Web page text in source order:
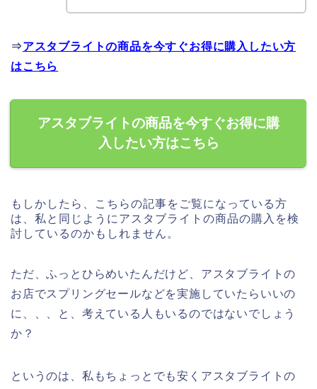
⇒アスタブライトの商品を今すぐお得に購入したい方
はこちら
アスタブライトの商品を今すぐお得に購
入したい方はこちら
もしかしたら、こちらの記事をご覧になっている方
は、私と同じようにアスタブライトの商品の購入を検
討しているのかもしれません。
ただ、ふっとひらめいたんだけど、アスタブライトの
お店でスプリングセールなどを実施していたらいいの
に、、、と、考えている人もいるのではないでしょう
か？
というのは、私もちょっとでも安くアスタブライトの